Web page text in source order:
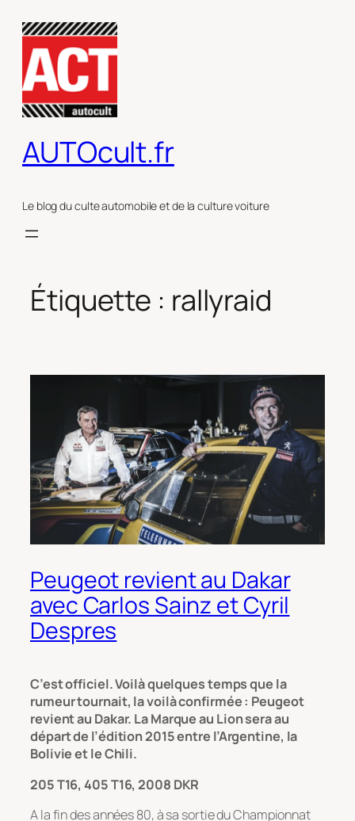
contenu
AUTOcult.fr
Le blog du culte automobile et de la culture voiture
Étiquette : rallyraid
Peugeot revient au Dakar
avec Carlos Sainz et Cyril
Despres
C’est officiel. Voilà quelques temps que la
rumeur tournait, la voilà confirmée : Peugeot
revient au Dakar. La Marque au Lion sera au
départ de l’édition 2015 entre l’Argentine, la
Bolivie et le Chili.
205 T16, 405 T16, 2008 DKR
A la fin des années 80, à sa sortie du Championnat